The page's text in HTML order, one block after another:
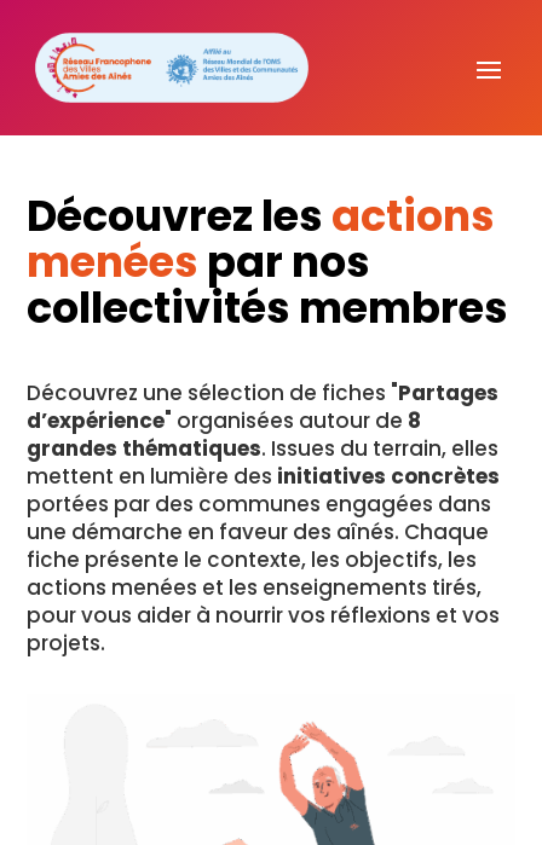
Découvrez les actions
menées par nos
collectivités membres
Découvrez une sélection de fiches "Partages
d’expérience" organisées autour de 8
grandes thématiques. Issues du terrain, elles
mettent en lumière des initiatives concrètes
portées par des communes engagées dans
une démarche en faveur des aînés. Chaque
fiche présente le contexte, les objectifs, les
actions menées et les enseignements tirés,
pour vous aider à nourrir vos réflexions et vos
projets.